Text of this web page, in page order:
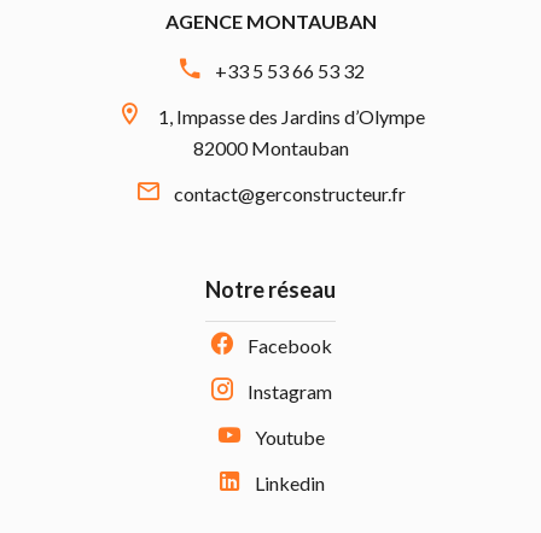
AGENCE MONTAUBAN
+33 5 53 66 53 32
1, Impasse des Jardins d’Olympe
82000 Montauban
contact@gerconstructeur.fr
Notre réseau
Facebook
Instagram
Youtube
Linkedin